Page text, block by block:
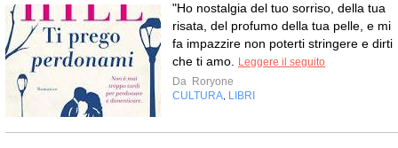
"Ho nostalgia del tuo sorriso, della tua
risata, del profumo della tua pelle, e mi
fa impazzire non poterti stringere e dirti
che ti amo.
Leggere il seguito
Da Roryone
CULTURA LIBRI